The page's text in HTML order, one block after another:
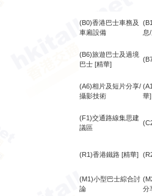
(B0)香港巴士車務及
車廂設備
息
(B6)旅遊巴士及過境
巴士 [精華]
(A6)相片及短片分享/
攝影技術
華]
(F1)交通路線集思建
議區
(R1)香港鐵路 [精華]
(M1)小型巴士綜合討
論
分